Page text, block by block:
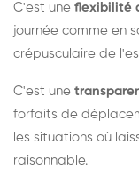
C'est une flexibilité
journée comme en
crépusculaire de
C'est une
forfaits de
les situations où
raisonnable.